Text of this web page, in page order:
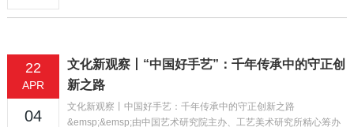
22
APR
04
文化新观察丨“中国好手艺”：千年传承中的守正创
新之路
文化新观察丨中国好手艺：千年传承中的守正创新之路
&emsp;&emsp;由中国艺术研究院主办、工艺美术研究所精心筹办